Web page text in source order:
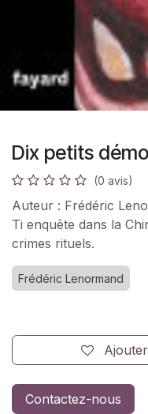
Dix petits
(0 avis)
Auteur : Frédéric
Ti enquête dans la
crimes rituels.
Frédéric Lenormand
Contactez-nous